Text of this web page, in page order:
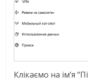
Клікаємо на ім’я